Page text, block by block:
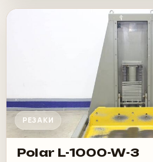
РЕЗАКИ
Polar L-1000-W-3